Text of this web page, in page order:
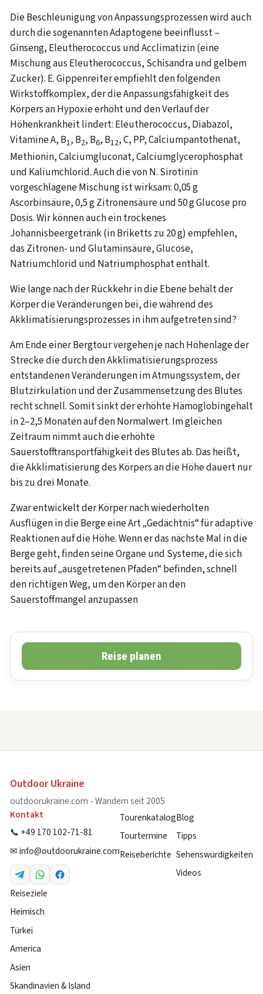
Die Beschleunigung von Anpassungsprozessen wird auch
durch die sogenannten Adaptogene beeinflusst –
Ginseng, Eleutherococcus und Acclimatizin (eine
Mischung aus Eleutherococcus, Schisandra und gelbem
Zucker). E. Gippenreiter empfiehlt den folgenden
Wirkstoffkomplex, der die Anpassungsfähigkeit des
Körpers an Hypoxie erhöht und den Verlauf der
Höhenkrankheit lindert: Eleutherococcus, Diabazol,
Vitamine A, B1, B2, B6, B12, C, PP, Calciumpantothenat,
Methionin, Calciumgluconat, Calciumglycerophosphat
und Kaliumchlorid. Auch die von N. Sirotinin
vorgeschlagene Mischung ist wirksam: 0,05 g
Ascorbinsäure, 0,5 g Zitronensäure und 50 g Glucose pro
Dosis. Wir können auch ein trockenes
Johannisbeergetränk (in Briketts zu 20 g) empfehlen,
das Zitronen- und Glutaminsäure, Glucose,
Natriumchlorid und Natriumphosphat enthält.
Wie lange nach der Rückkehr in die Ebene behält der
Körper die Veränderungen bei, die während des
Akklimatisierungsprozesses in ihm aufgetreten sind?
Am Ende einer Bergtour vergehen je nach Höhenlage der
Strecke die durch den Akklimatisierungsprozess
entstandenen Veränderungen im Atmungssystem, der
Blutzirkulation und der Zusammensetzung des Blutes
recht schnell. Somit sinkt der erhöhte Hämoglobingehalt
in 2–2,5 Monaten auf den Normalwert. Im gleichen
Zeitraum nimmt auch die erhöhte
Sauerstofftransportfähigkeit des Blutes ab. Das heißt,
die Akklimatisierung des Körpers an die Höhe dauert nur
bis zu drei Monate.
Zwar entwickelt der Körper nach wiederholten
Ausflügen in die Berge eine Art „Gedächtnis“ für adaptive
Reaktionen auf die Höhe. Wenn er das nächste Mal in die
Berge geht, finden seine Organe und Systeme, die sich
bereits auf „ausgetretenen Pfaden“ befinden, schnell
den richtigen Weg, um den Körper an den
Sauerstoffmangel anzupassen
Reise planen
Outdoor Ukraine
outdoorukraine.com - Wandern seit 2005
Kontakt
📞 +49 170 102-71-81
✉info@outdoorukraine.com
Tourenkatalog
Tourtermine
Reiseberichte
Blog
Tipps
Sehenswürdigkeiten
Videos
Reiseziele
Heimisch
Türkei
America
Asien
Skandinavien & Island